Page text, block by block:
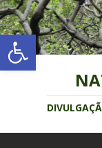
Abrir a